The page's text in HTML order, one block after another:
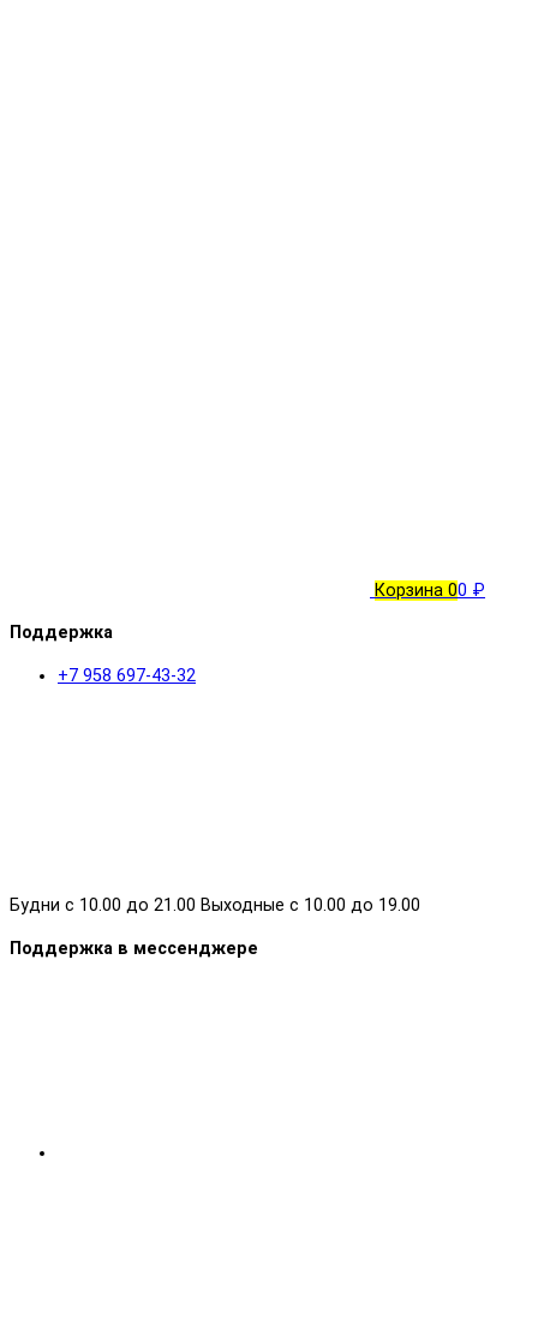
Корзина 00 ₽
Поддержка
+7 958 697-43-32
Будни с 10.00 до 21.00 Выходные с 10.00 до 19.00
Поддержка в мессенджере